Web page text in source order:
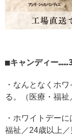
キャンディー
・なんとなくホ
る。（医療・福祉
・ホワイトデー
福祉／24歳以上／